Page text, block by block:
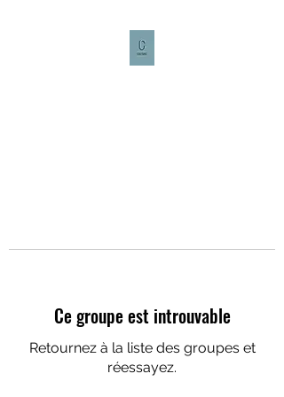
Ce groupe est introuvable
Retournez à la liste des groupes et
réessayez.